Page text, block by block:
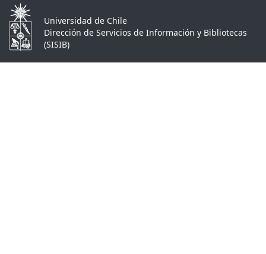
Universidad de Chile
Dirección de Servicios de Información y Bibliotecas
(SISIB)